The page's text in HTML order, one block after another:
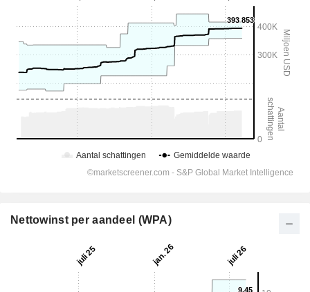
Nettowinst per aandeel (WPA)